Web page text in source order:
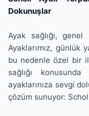
Dokunuşlar
Ayak sağlığı, genel
Ayaklarımız, günlük
bu nedenle özel bir
sağlığı
ayaklarınıza sevgi
çözüm sunuyor: